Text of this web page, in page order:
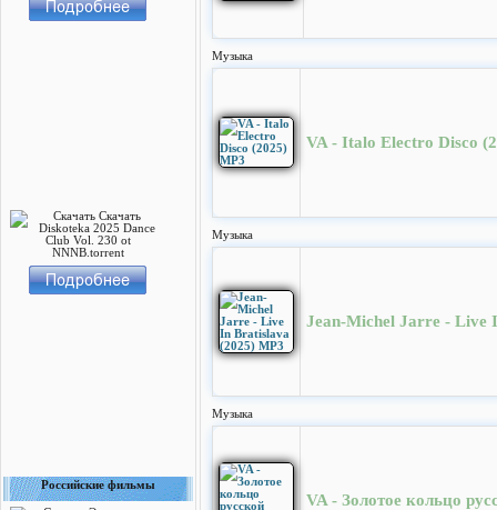
Российские фильмы
Музыка
VA - Italo Electro Disco
Музыка
Jean-Michel Jarre - Live
Музыка
VA - Золотое кольцо